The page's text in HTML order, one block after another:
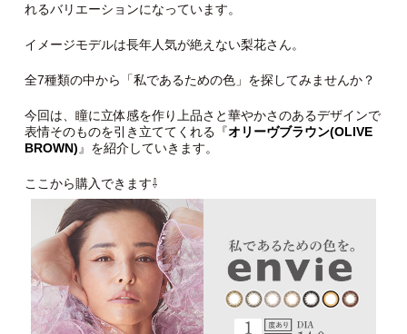
れるバリエーションになっています。
イメージモデルは長年人気が絶えない梨花さん。
全7種類の中から「私であるための色」を探してみませんか？
今回は、瞳に立体感を作り上品さと華やかさのあるデザインで
表情そのものを引き立ててくれる『オリーヴブラウン(OLIVE
BROWN) 』を紹介していきます。
ここから購入できます⇩